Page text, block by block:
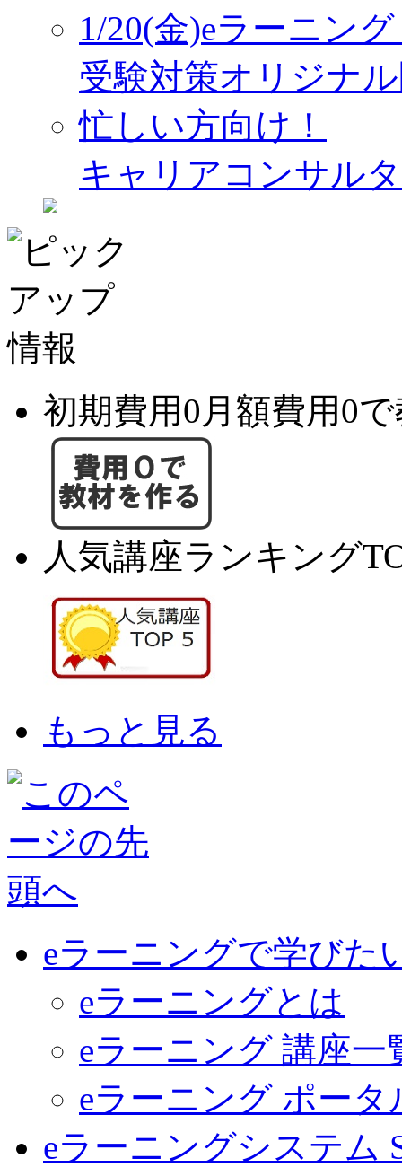
1/20(金)eラーニン
受験対策オリジナ
忙しい方向け！
キャリアコンサル
初期費用0月額費用0
人気講座ランキング
もっと見る
eラーニングで学びた
eラーニングとは
eラーニング 講座一
eラーニング ポータ
eラーニングシステム